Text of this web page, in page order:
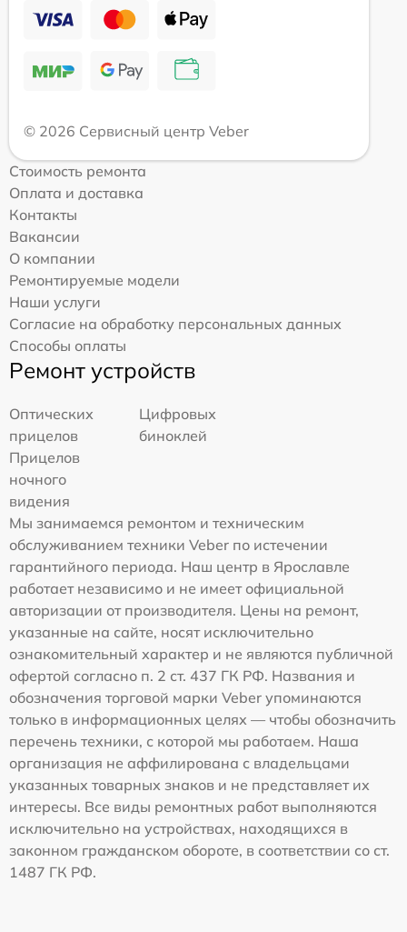
© 2026 Сервисный центр Veber
Стоимость ремонта
Оплата и доставка
Контакты
Вакансии
О компании
Ремонтируемые модели
Наши услуги
Согласие на обработку персональных данных
Способы оплаты
Ремонт устройств
Оптических
прицелов
Цифровых
биноклей
Прицелов
ночного
видения
Мы занимаемся ремонтом и техническим
обслуживанием техники Veber по истечении
гарантийного периода. Наш центр в Ярославле
работает независимо и не имеет официальной
авторизации от производителя. Цены на ремонт,
указанные на сайте, носят исключительно
ознакомительный характер и не являются публичной
офертой согласно п. 2 ст. 437 ГК РФ. Названия и
обозначения торговой марки Veber упоминаются
только в информационных целях — чтобы обозначить
перечень техники, с которой мы работаем. Наша
организация не аффилирована с владельцами
указанных товарных знаков и не представляет их
интересы. Все виды ремонтных работ выполняются
исключительно на устройствах, находящихся в
законном гражданском обороте, в соответствии со ст.
1487 ГК РФ.